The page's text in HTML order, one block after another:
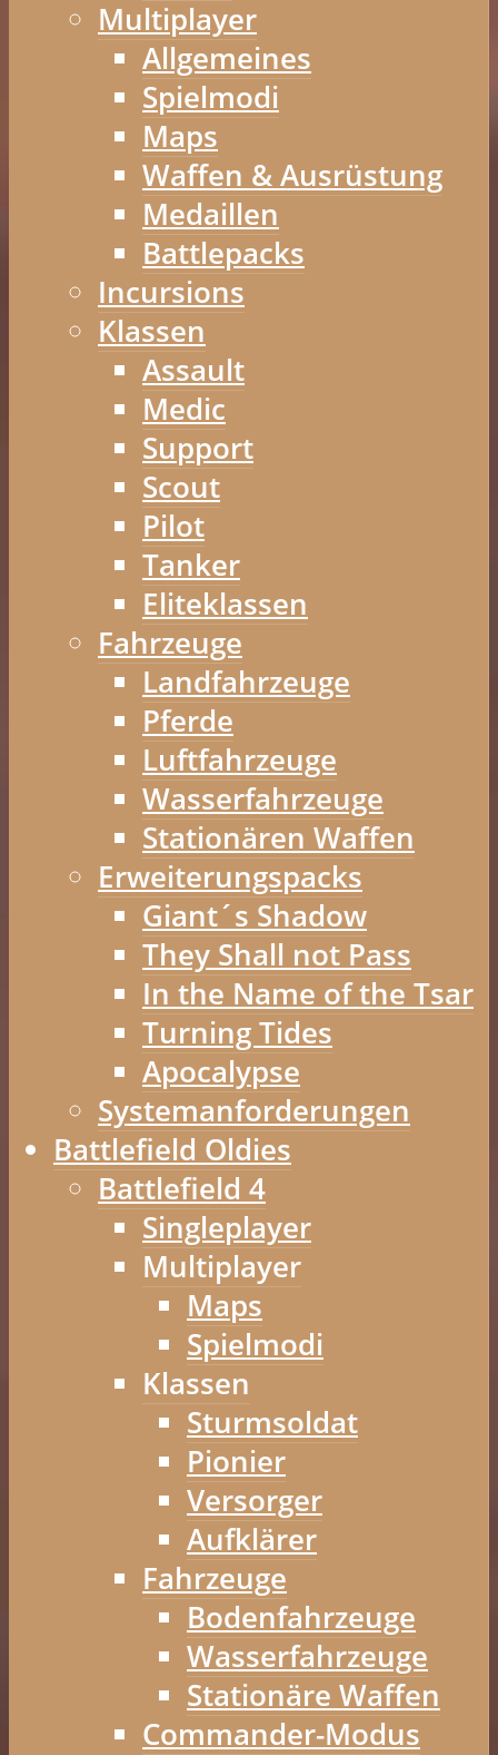
Multiplayer
Allgemeines
Spielmodi
Maps
Waffen & Ausrüstung
Medaillen
Battlepacks
Incursions
Klassen
Assault
Medic
Support
Scout
Pilot
Tanker
Eliteklassen
Fahrzeuge
Landfahrzeuge
Pferde
Luftfahrzeuge
Wasserfahrzeuge
Stationären Waffen
Erweiterungspacks
Giant´s Shadow
They Shall not Pass
In the Name of the Tsar
Turning Tides
Apocalypse
Systemanforderungen
Battlefield Oldies
Battlefield 4
Singleplayer
Multiplayer
Maps
Spielmodi
Klassen
Sturmsoldat
Pionier
Versorger
Aufklärer
Fahrzeuge
Bodenfahrzeuge
Wasserfahrzeuge
Stationäre Waffen
Commander-Modus